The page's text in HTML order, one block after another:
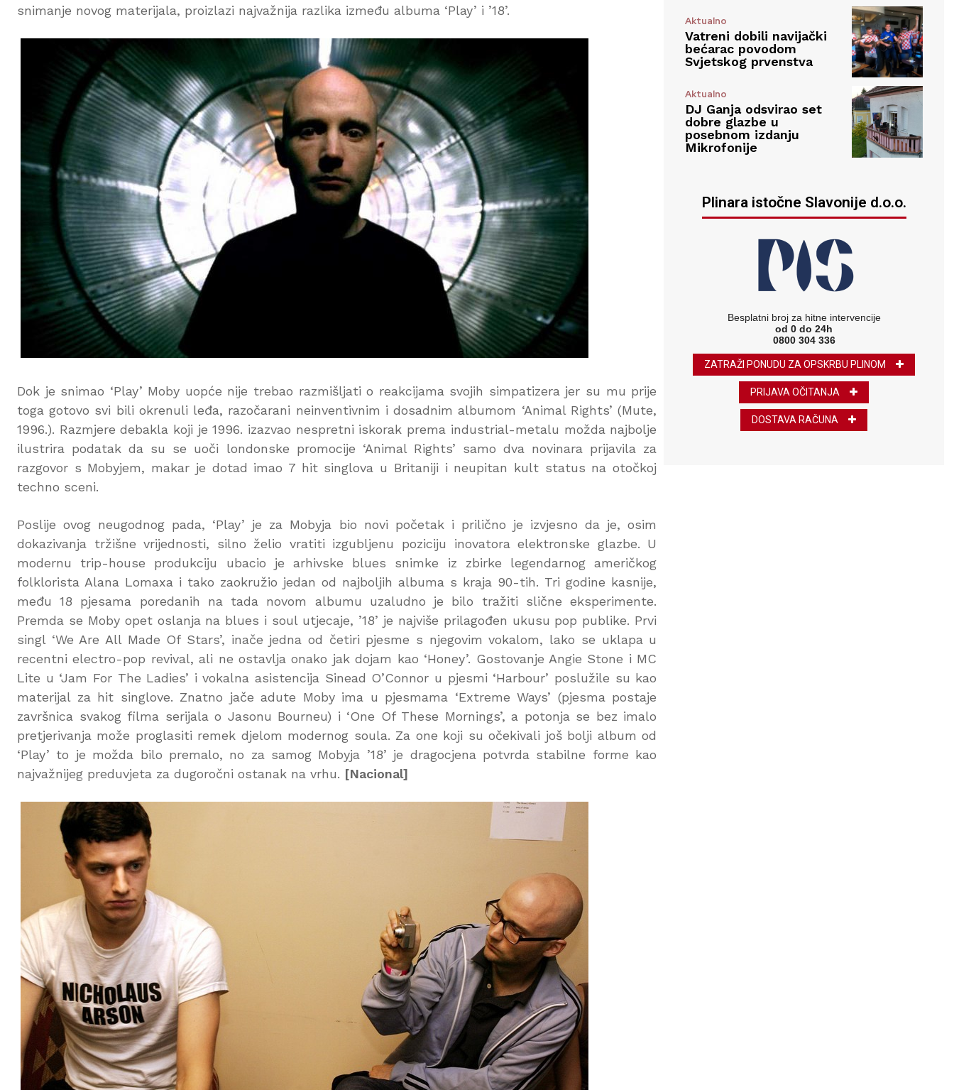
snimanje novog materijala, proizlazi najvažnija razlika između albuma ‘Play’ i ’18’.
Dok je snimao ‘Play’ Moby uopće nije trebao razmišljati o reakcijama svojih simpatizera jer su mu prije
toga gotovo svi bili okrenuli leđa, razočarani neinventivnim i dosadnim albumom ‘Animal Rights’ (Mute,
1996.). Razmjere debakla koji je 1996. izazvao nespretni iskorak prema industrial-metalu možda najbolje
ilustrira podatak da su se uoči londonske promocije ‘Animal Rights’ samo dva novinara prijavila za
razgovor s Mobyjem, makar je dotad imao 7 hit singlova u Britaniji i neupitan kult status na otočkoj
techno sceni.
Poslije ovog neugodnog pada, ‘Play’ je za Mobyja bio novi početak i prilično je izvjesno da je, osim
dokazivanja tržišne vrijednosti, silno želio vratiti izgubljenu poziciju inovatora elektronske glazbe. U
modernu trip-house produkciju ubacio je arhivske blues snimke iz zbirke legendarnog američkog
folklorista Alana Lomaxa i tako zaokružio jedan od najboljih albuma s kraja 90-tih. Tri godine kasnije,
među 18 pjesama poredanih na tada novom albumu uzaludno je bilo tražiti slične eksperimente.
Premda se Moby opet oslanja na blues i soul utjecaje, ’18’ je najviše prilagođen ukusu pop publike. Prvi
singl ‘We Are All Made Of Stars’, inače jedna od četiri pjesme s njegovim vokalom, lako se uklapa u
recentni electro-pop revival, ali ne ostavlja onako jak dojam kao ‘Honey’. Gostovanje Angie Stone i MC
Lite u ‘Jam For The Ladies’ i vokalna asistencija Sinead O’Connor u pjesmi ‘Harbour’ poslužile su kao
materijal za hit singlove. Znatno jače adute Moby ima u pjesmama ‘Extreme Ways’ (pjesma postaje
završnica svakog filma serijala o Jasonu Bourneu) i ‘One Of These Mornings’, a potonja se bez imalo
pretjerivanja može proglasiti remek djelom modernog soula. Za one koji su očekivali još bolji album od
‘Play’ to je možda bilo premalo, no za samog Mobyja ’18’ je dragocjena potvrda stabilne forme kao
najvažnijeg preduvjeta za dugoročni ostanak na vrhu. [Nacional]
Aktualno
Vatreni dobili navijački
bećarac povodom
Svjetskog prvenstva
Aktualno
DJ Ganja odsvirao set
dobre glazbe u
posebnom izdanju
Mikrofonije
Plinara istočne Slavonije d.o.o.
Besplatni broj za hitne intervencije
od 0 do 24h
0800 304 336
ZATRAŽI PONUDU ZA OPSKRBU PLINOM
PRIJAVA OČITANJA
DOSTAVA RAČUNA